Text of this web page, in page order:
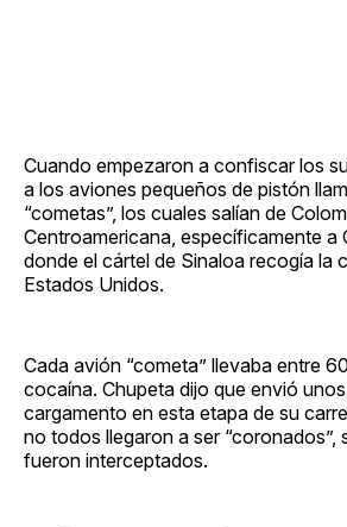
Cuando empezaron a confiscar los
a los aviones pequeños de pistón
“cometas”, los cuales salían de
Centroamericana, específicamente a
donde el cártel de Sinaloa recogía la
Estados Unidos.
Cada avión “cometa” llevaba entre
cocaína. Chupeta dijo que envió
cargamento en esta etapa de su
no todos llegaron a ser “coronados”,
fueron interceptados.